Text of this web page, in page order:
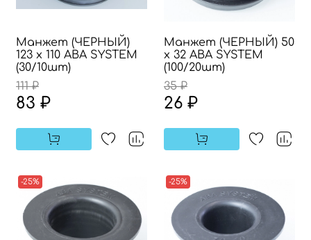
Манжет (ЧЕРНЫЙ)
123 х 110 АВА SYSTEM
(30/10шт)
111 ₽
83 ₽
Манжет (ЧЕРНЫЙ) 50
х 32 АВА SYSTEM
(100/20шт)
35 ₽
26 ₽
-25% -25%